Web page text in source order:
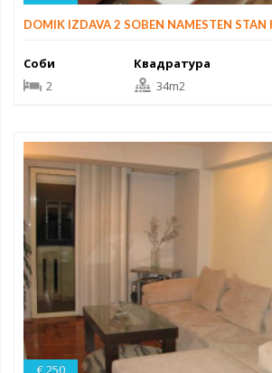
DOMIK IZDAVA 2 SOBEN NAMESTEN STAN
Соби
2
Квадратура
34m2
€ 250